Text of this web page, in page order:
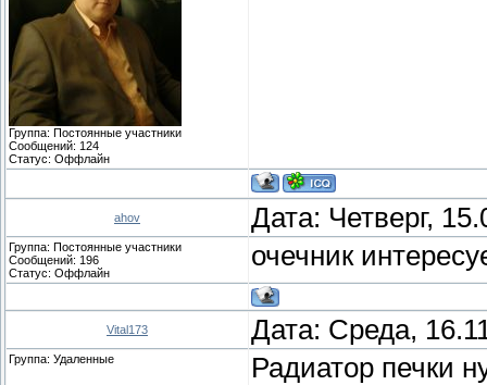
Группа: Постоянные участники
Сообщений: 124
Статус: Оффлайн
ahov Дата: Четверг,
Группа: Постоянные участники
Сообщений: 196
Статус: Оффлайн
очечник
Vital173 Дата: Среда,
Группа: Удаленные Радиатор печки